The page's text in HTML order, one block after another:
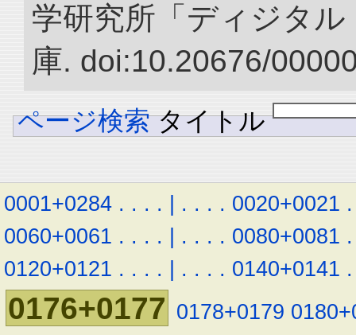
学研究所「ディジタ
庫. doi:10.20676/
ページ検索 タイトル
0001+0284 . . . . | . . . . 0020+0021 .
0060+0061 . . . . | . . . . 0080+0081 .
0120+0121 . . . . | . . . . 0140+0141 .
0176+0177 0178+0179